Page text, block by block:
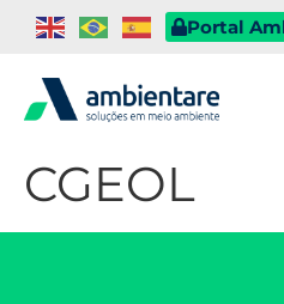
Portal
CGEOL